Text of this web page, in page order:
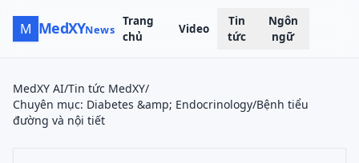
M MedXYNews
Trang
chủ
Video
Tin
tức
Ngôn
ngữ
MedXY AI/Tin tức MedXY/
Chuyên mục: Diabetes &amp; Endocrinology/Bệnh tiểu
đường và nội tiết